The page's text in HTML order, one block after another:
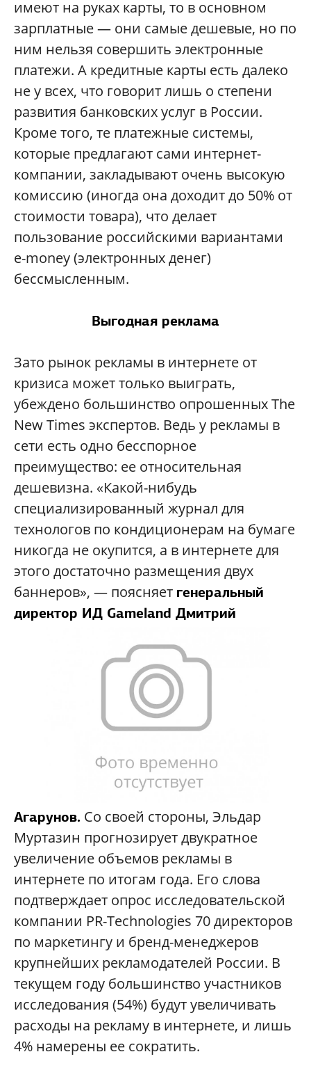
имеют на руках карты, то в основном
зарплатные — они самые дешевые, но по
ним нельзя совершить электронные
платежи. А кредитные карты есть далеко
не у всех, что говорит лишь о степени
развития банковских услуг в России.
Кроме того, те платежные системы,
которые предлагают сами интернет-
компании, закладывают очень высокую
комиссию (иногда она доходит до 50% от
стоимости товара), что делает
пользование российскими вариантами
e-money (электронных денег)
бессмысленным.
Выгодная реклама
Зато рынок рекламы в интернете от
кризиса может только выиграть,
убеждено большинство опрошенных The
New Times экспертов. Ведь у рекламы в
сети есть одно бесспорное
преимущество: ее относительная
дешевизна. «Какой-нибудь
специализированный журнал для
технологов по кондиционерам на бумаге
никогда не окупится, а в интернете для
этого достаточно размещения двух
баннеров», — поясняет генеральный
директор ИД Gameland Дмитрий
Агарунов. Со своей стороны, Эльдар
Муртазин прогнозирует двукратное
увеличение объемов рекламы в
интернете по итогам года. Его слова
подтверждает опрос исследовательской
компании PR-Technologies 70 директоров
по маркетингу и бренд-менеджеров
крупнейших рекламодателей России. В
текущем году большинство участников
исследования (54%) будут увеличивать
расходы на рекламу в интернете, и лишь
4% намерены ее сократить.